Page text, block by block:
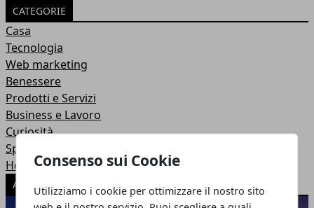
Consenso sui Cookie
Utilizziamo i cookie per ottimizzare il nostro sito
CATEGORIE
Casa
Tecnologia
Web marketing
Benessere
Prodotti e Servizi
Business e Lavoro
Curiosità
Sport e tempo libero
Hobby e Fai da te
ARTICOLI POPOLARI